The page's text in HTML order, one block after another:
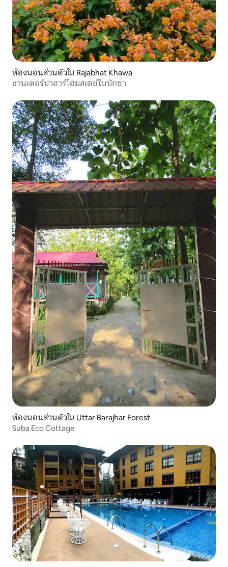
ห้องนอนส่วนตัวใน Rajabhat Khawa
ชานเดอร์ปาฮาร์โฮมสเตย์ในบักซา
ห้องนอนส่วนตัวใน Uttar Barajhar Forest
Suba Eco Cottage